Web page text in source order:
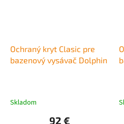
Ochraný kryt Clasic pre
bazenový vysávač Dolphin
Skladom
92 €